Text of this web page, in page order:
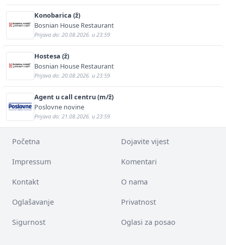
Konobarica (ž)
Bosnian House Restaurant
Prijava do: 20.08.2026. u 23:59
Hostesa (ž)
Bosnian House Restaurant
Prijava do: 20.08.2026. u 23:59
Agent u call centru (m/ž)
Poslovne novine
Prijava do: 21.08.2026. u 23:59
Početna Dojavite vijest
Impressum Komentari
Kontakt O nama
Oglašavanje Privatnost
Sigurnost Oglasi za posao